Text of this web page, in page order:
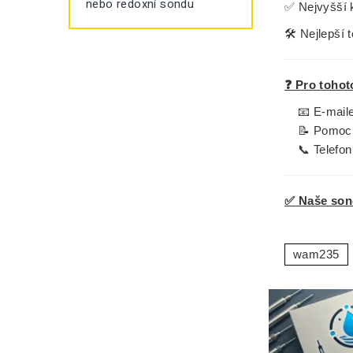
nebo redoxní sondu ✅ Nejvyšší
🛠️ Nejlepší
❓ Pro
📧 E-
📝
📞
✅ Naše
wam235